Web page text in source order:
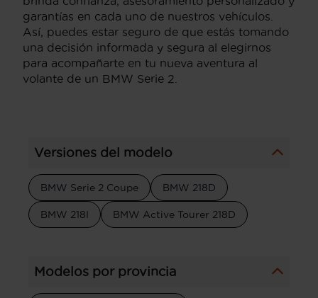
garantías en cada uno de nuestros vehículos.
Así, puedes estar seguro de que estás tomando
una decisión informada y segura al elegirnos
para acompañarte en tu nueva aventura al
volante de un BMW Serie 2.
Versiones del modelo
BMW Serie 2 Coupe BMW 218D
BMW 218I BMW Active Tourer 218D
Modelos por provincia